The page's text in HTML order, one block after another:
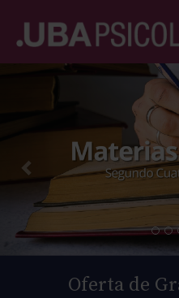
Oferta de